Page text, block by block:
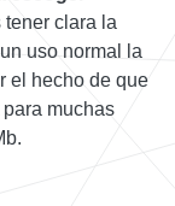
tener clara la
uso normal la
el hecho de que
muchas